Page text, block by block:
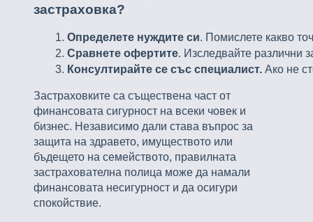
застраховка?
Определете нуждите си. Помислете какво
Сравнете офертите. Изследвайте различни
Консултирайте се със специалист. Ако не
Застраховките са съществена част от
финансовата сигурност на всеки човек и
бизнес. Независимо дали става въпрос за
защита на здравето, имуществото или
бъдещето на семейството, правилната
застрахователна полица може да намали
финансовата несигурност и да осигури
спокойствие.